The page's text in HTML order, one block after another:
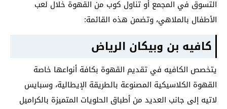
التسوق في المجمع أو تناول كوب من القهوة خلال لعب
الأطفال بالملاهي، وتضمن هذه القائمة:
كافيه بن وبيكان الرياض
يتخصص الكافيه في تقديم القهوة بكافة أنواعها خاصة
القهوة الكلاسيكية المصنوعة بالطريقة الإيطالية، وسبايس
لاتيه إلى جانب العديد من أطباق الحلويات المتميزة بالكراميل